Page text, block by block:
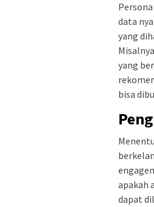
data
yang
yang
bisa
apakah
dapat